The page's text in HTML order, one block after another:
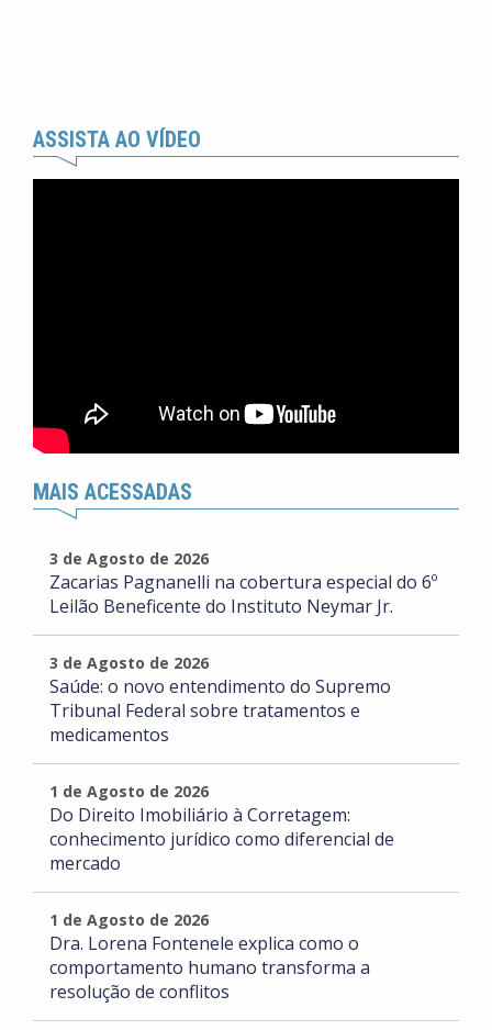
ASSISTA AO VÍDEO
MAIS ACESSADAS
3 de Agosto de 2026
Zacarias Pagnanelli na cobertura especial do 6º
Leilão Beneficente do Instituto Neymar Jr.
3 de Agosto de 2026
Saúde: o novo entendimento do Supremo
Tribunal Federal sobre tratamentos e
medicamentos
1 de Agosto de 2026
Do Direito Imobiliário à Corretagem:
conhecimento jurídico como diferencial de
mercado
1 de Agosto de 2026
Dra. Lorena Fontenele explica como o
comportamento humano transforma a
resolução de conflitos